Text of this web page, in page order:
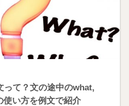
って？文の途中のwhat,
い方を例文で紹介